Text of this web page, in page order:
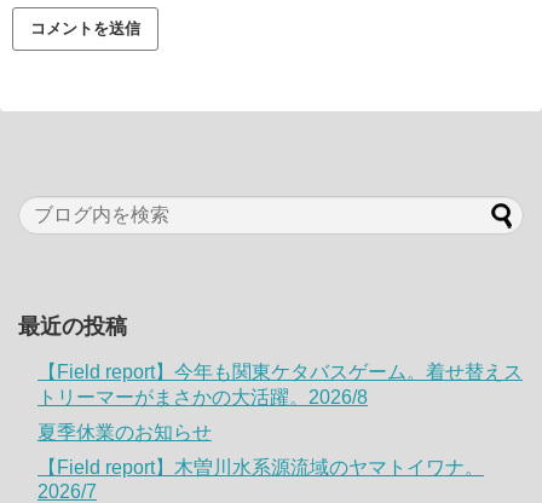
最近の投稿
【Field report】今年も関東ケタバスゲーム。着せ替えス
トリーマーがまさかの大活躍。2026/8
夏季休業のお知らせ
【Field report】木曽川水系源流域のヤマトイワナ。
2026/7